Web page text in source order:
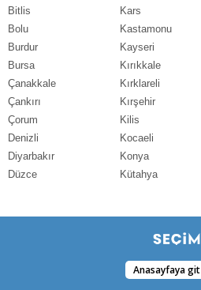
Bitlis
Bolu
Burdur
Bursa
Çanakkale
Çankırı
Çorum
Denizli
Diyarbakır
Düzce
Kars
Kastamonu
Kayseri
Kırıkkale
Kırklareli
Kırşehir
Kilis
Kocaeli
Konya
Kütahya
Anasayfaya git